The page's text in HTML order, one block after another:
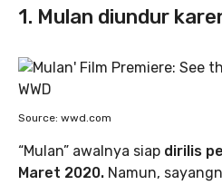
1. Mulan diundur
Source: wwd.com
“Mulan” awalnya siap dirilis
Maret 2020. Namun,